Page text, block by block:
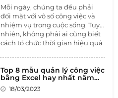
Mỗi ngày, chúng ta đều phải
đối mặt với vô số công việc và
nhiệm vụ trong cuộc sống. Tuy
nhiên, không phải ai cũng biết
cách tổ chức thời gian hiệu quả
viết này, chúng ta sẽ tìm hiểuvề
bảng kế hoạch công việc cá
nhânvà cách sử dụng nó để
Top 8 mẫu quản lý công việc
bằng Excel hay nhất năm
202318/03/2023